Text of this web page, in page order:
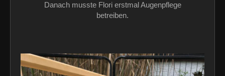
Danach musste Flori erstmal Augenpflege
betreiben.